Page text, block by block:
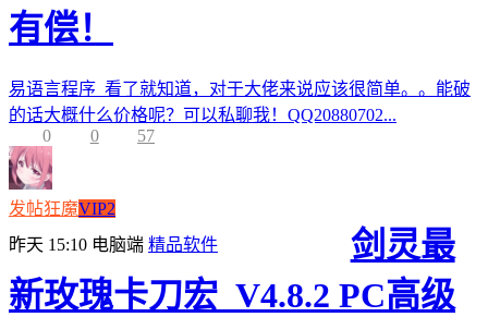
有偿！
易语言程序 看了就知道，对于大佬来说应该很简单。。能破
的话大概什么价格呢？可以私聊我！QQ20880702...
0
0 57
发帖狂魔VIP2
昨天 15:10 电脑端 精品软件
剑灵最
新玫瑰卡刀宏_V4.8.2 PC高级